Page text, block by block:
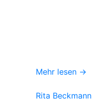
Mehr lesen →
Rita Beckmann